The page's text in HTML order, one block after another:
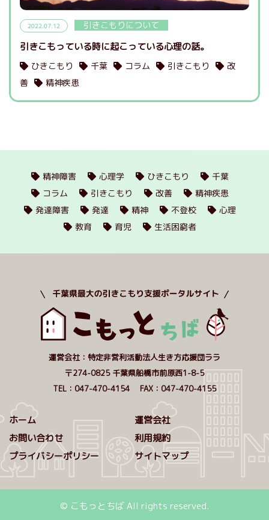
2022.07.12 引きこもりについて
引きこもっている時に起こっている心理の話。
ひきこもり 千葉 コラム 引きこもり
改
善
精神疾患
精神障害 心理学 ひきこもり 千葉
コラム 引きこもり 改善 精神疾患
発達障害 発達 精神 不登校
心理
教育
育児 生活困窮者
運営会社：特定非営利活動法人生き方応援団ララ
〒274-0825 千葉県船橋市前原西1-8-5
TEL：047-470-4154 FAX：047-470-4155
ホーム
運営会社
お問い合わせ
利用規約
プライバシーポリシー
サイトマップ
© こもっとちば All rights reserved.